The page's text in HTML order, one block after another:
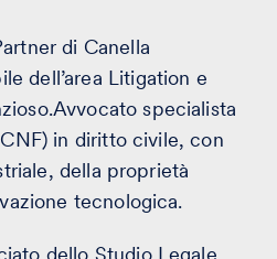
di Canella
dell’area Litigation e
specialista
in diritto civile, con
della proprietà
tecnologica.